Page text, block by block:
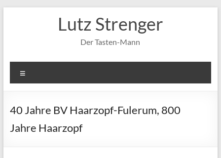
Lutz Strenger
Der Tasten-Mann
40 Jahre BV Haarzopf-Fulerum, 800
Jahre Haarzopf